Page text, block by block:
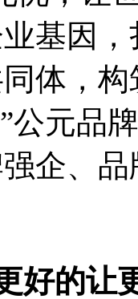
基因
体，
公元品
企、
好的让